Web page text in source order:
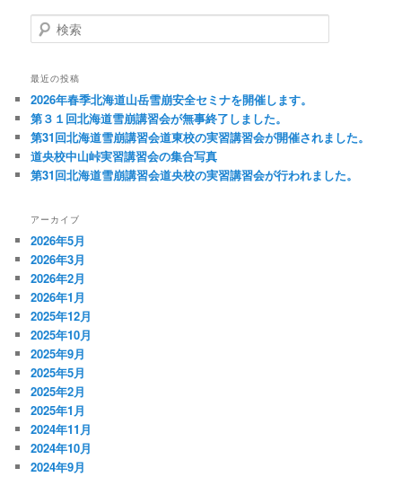
検
索
最近の投稿
2026年春季北海道山岳雪崩安全セミナを開催します。
第３１回北海道雪崩講習会が無事終了しました。
第31回北海道雪崩講習会道東校の実習講習会が開催されました。
道央校中山峠実習講習会の集合写真
第31回北海道雪崩講習会道央校の実習講習会が行われました。
アーカイブ
2026年5月
2026年3月
2026年2月
2026年1月
2025年12月
2025年10月
2025年9月
2025年5月
2025年2月
2025年1月
2024年11月
2024年10月
2024年9月